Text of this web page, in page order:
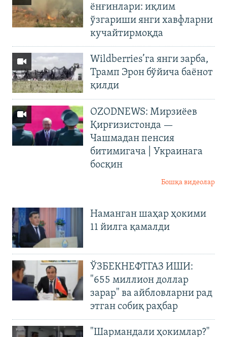
ёнғинлари: иқлим
ўзгариши янги хавфларни
кучайтирмоқда
Wildberries’га янги зарба,
Трамп Эрон бўйича баёнот
қилди
OZODNEWS: Мирзиёев
Қирғизистонда —
Чашмадан пенсия
битимигача | Украинага
босқин
Бошқа видеолар
Наманган шаҳар ҳокими
11 йилга қамалди
ЎЗБЕКНЕФТГАЗ ИШИ:
"655 миллион доллар
зарар" ва айбловларни рад
этган собиқ раҳбар
"Шармандали ҳокимлар?"